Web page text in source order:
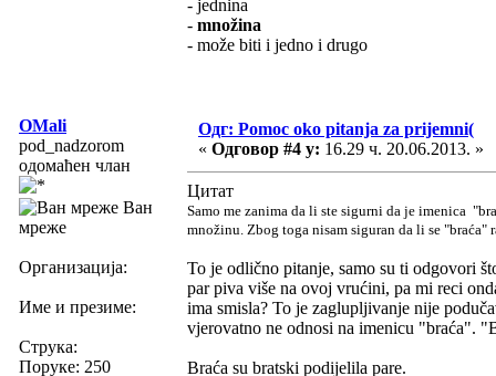
- jednina
- množina
- može biti i jedno i drugo
OMali
pod_nadzorom
одомаћен члан
Ван
мреже
Организација:
Име и презиме:
Струка:
Поруке: 250
Одг: Pomoc oko pitanja za prijemni(
« Одговор #4 у: 16.29 ч. 20.06.2013. »
Цитат
Samo me zanima da li ste sigurni da je imenica
množinu. Zbog toga nisam siguran da li se
To je odlično pitanje, samo su ti odgovori
par piva više na ovoj vrućini, pa mi reci
ima smisla? To je zaglupljivanje nije
vjerovatno ne odnosi na imenicu "braća".
Braća su bratski podijelila pare.